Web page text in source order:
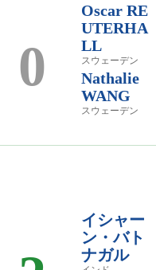
0
Oscar RE
UTERHA
LL
スウェーデン
Nathalie
WANG
スウェーデン
イシャー
ン・バト
ナガル